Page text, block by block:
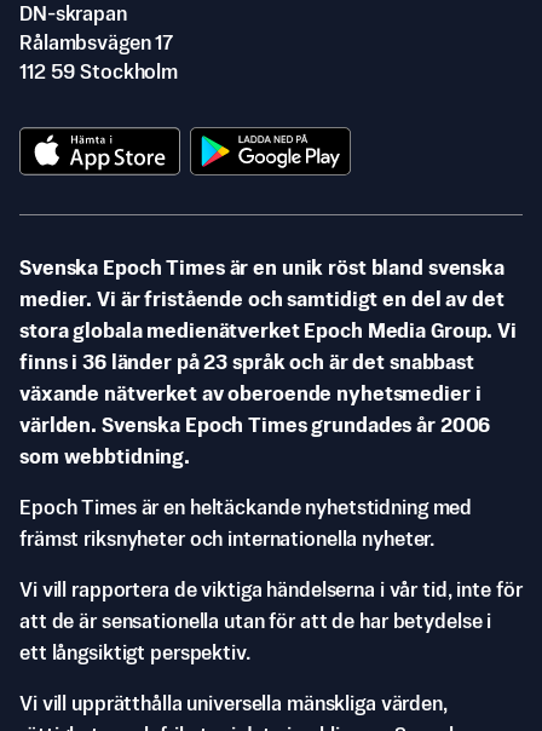
DN-skrapan
Rålambsvägen 17
112 59 Stockholm
Svenska Epoch Times är en unik röst bland svenska
medier. Vi är fristående och samtidigt en del av det
stora globala medienätverket Epoch Media Group. Vi
finns i 36 länder på 23 språk och är det snabbast
växande nätverket av oberoende nyhetsmedier i
världen. Svenska Epoch Times grundades år 2006
som webbtidning.
Epoch Times är en heltäckande nyhetstidning med
främst riksnyheter och internationella nyheter.
Vi vill rapportera de viktiga händelserna i vår tid, inte för
att de är sensationella utan för att de har betydelse i
ett långsiktigt perspektiv.
Vi vill upprätthålla universella mänskliga värden,